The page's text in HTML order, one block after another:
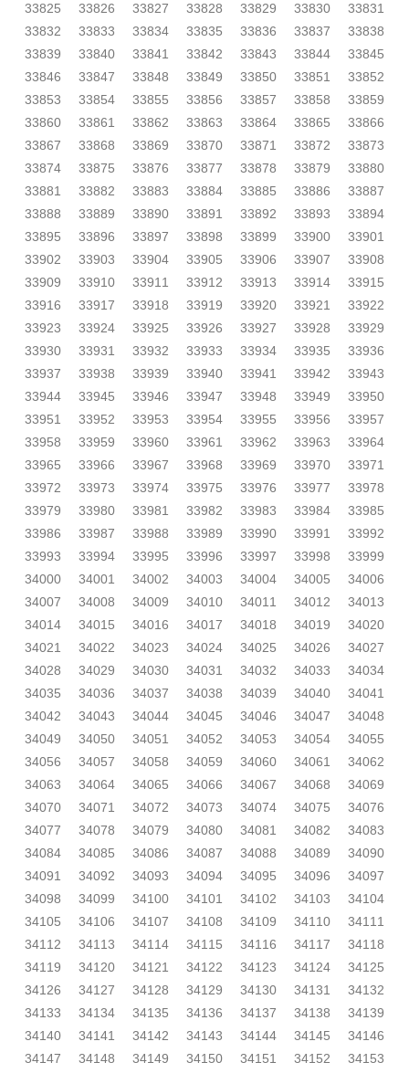
33825
33826 33827 33828 33829 33830
33831
33832
33833 33834 33835 33836 33837
33838
33839
33840 33841 33842 33843 33844
33845
33846
33847 33848 33849 33850 33851
33852
33853
33854 33855 33856 33857 33858
33859
33860
33861 33862 33863 33864 33865
33866
33867
33868 33869 33870 33871 33872
33873
33874
33875 33876 33877 33878 33879
33880
33881
33882 33883 33884 33885 33886
33887
33888
33889 33890 33891 33892 33893
33894
33895
33896 33897 33898 33899 33900
33901
33902
33903 33904 33905 33906 33907
33908
33909
33910 33911 33912 33913 33914
33915
33916
33917 33918 33919 33920 33921
33922
33923
33924 33925 33926 33927 33928
33929
33930
33931 33932 33933 33934 33935
33936
33937
33938 33939 33940 33941 33942
33943
33944
33945 33946 33947 33948 33949
33950
33951
33952 33953 33954 33955 33956
33957
33958
33959 33960 33961 33962 33963
33964
33965
33966 33967 33968 33969 33970
33971
33972
33973 33974 33975 33976 33977
33978
33979
33980 33981 33982 33983 33984
33985
33986
33987 33988 33989 33990 33991
33992
33993
33994 33995 33996 33997 33998
33999
34000
34001 34002 34003 34004 34005
34006
34007
34008 34009 34010 34011 34012
34013
34014
34015 34016 34017 34018 34019
34020
34021
34022 34023 34024 34025 34026
34027
34028
34029 34030 34031 34032 34033
34034
34035
34036 34037 34038 34039 34040
34041
34042
34043 34044 34045 34046 34047
34048
34049
34050 34051 34052 34053 34054
34055
34056
34057 34058 34059 34060 34061
34062
34063
34064 34065 34066 34067 34068
34069
34070
34071 34072 34073 34074 34075
34076
34077
34078 34079 34080 34081 34082
34083
34084
34085 34086 34087 34088 34089
34090
34091
34092 34093 34094 34095 34096
34097
34098
34099 34100 34101 34102 34103
34104
34105
34106 34107 34108 34109 34110
34111
34112
34113 34114 34115 34116 34117
34118
34119
34120 34121 34122 34123 34124
34125
34126
34127 34128 34129 34130 34131
34132
34133
34134 34135 34136 34137 34138
34139
34140
34141 34142 34143 34144 34145
34146
34147
34148 34149 34150 34151 34152
34153